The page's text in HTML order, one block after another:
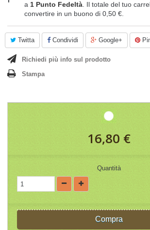
a 1 Punto Fedeltà . Il totale del tuo
convertire in un buono di 0,50 €
Twitta Condividi Google+
Richiedi più info sul prodotto
Stampa
16,80 €
Quantità
Compra